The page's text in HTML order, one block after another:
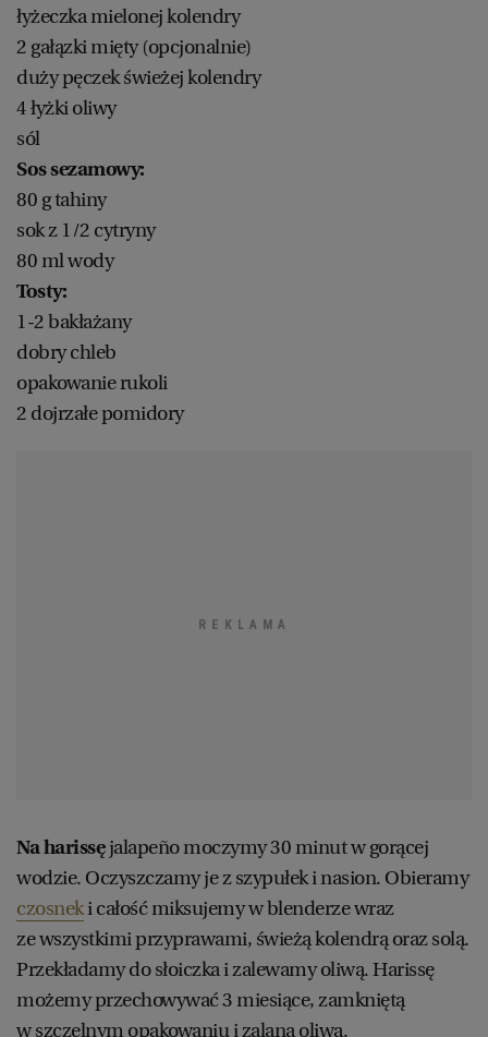
łyżeczka mielonej kolendry
2 gałązki mięty (opcjonalnie)
duży pęczek świeżej kolendry
4 łyżki oliwy
sól
Sos sezamowy:
80 g tahiny
sok z 1/2 cytryny
80 ml wody
Tosty:
1-2 bakłażany
dobry chleb
opakowanie rukoli
2 dojrzałe pomidory
Na harissęjalapeño moczymy 30 minut w gorącej
wodzie. Oczyszczamy je z szypułek i nasion. Obieramy
czosneki całość miksujemy w blenderze wraz
ze wszystkimi przyprawami, świeżą kolendrą oraz solą.
Przekładamy do słoiczka i zalewamy oliwą. Harissę
możemy przechowywać 3 miesiące, zamkniętą
w szczelnym opakowaniu i zalaną oliwą.